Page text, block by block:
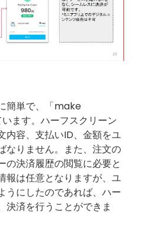
簡単で、「make
ます。ハーフスクリーン
内容、支払いID、金額をユ
なりません。また、注文の
の決済履歴の閲覧に必要と
報は任意となりますが、ユ
うにしたのであれば、ハー
決済を行うことができま